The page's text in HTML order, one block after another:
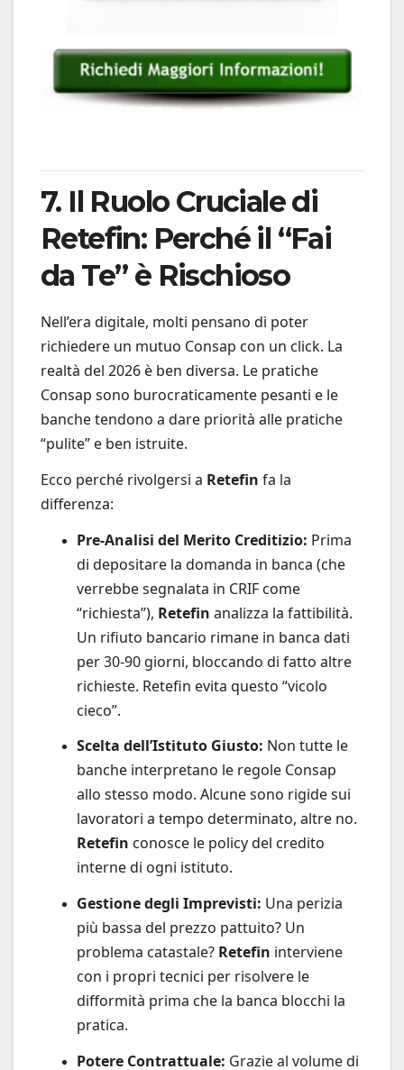
7. Il Ruolo Cruciale di
Retefin: Perché il “Fai
da Te” è Rischioso
Nell’era digitale, molti pensano di poter
richiedere un mutuo Consap con un click. La
realtà del 2026 è ben diversa. Le pratiche
Consap sono burocraticamente pesanti e le
banche tendono a dare priorità alle pratiche
“pulite” e ben istruite.
Ecco perché rivolgersi a Retefin fa la
differenza:
Pre-Analisi del Merito Creditizio: Prima
di depositare la domanda in banca (che
verrebbe segnalata in CRIF come
“richiesta”), Retefin analizza la fattibilità.
Un rifiuto bancario rimane in banca dati
per 30-90 giorni, bloccando di fatto altre
richieste. Retefin evita questo “vicolo
cieco”.
Scelta dell’Istituto Giusto: Non tutte le
banche interpretano le regole Consap
allo stesso modo. Alcune sono rigide sui
lavoratori a tempo determinato, altre no.
Retefin conosce le policy del credito
interne di ogni istituto.
Gestione degli Imprevisti: Una perizia
più bassa del prezzo pattuito? Un
problema catastale? Retefin interviene
con i propri tecnici per risolvere le
difformità prima che la banca blocchi la
pratica.
Potere Contrattuale: Grazie al volume di